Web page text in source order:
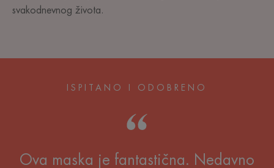
svakodnevnog života.
ISPITANO I ODOBRENO
Ova maska je fantastična. Nedavno